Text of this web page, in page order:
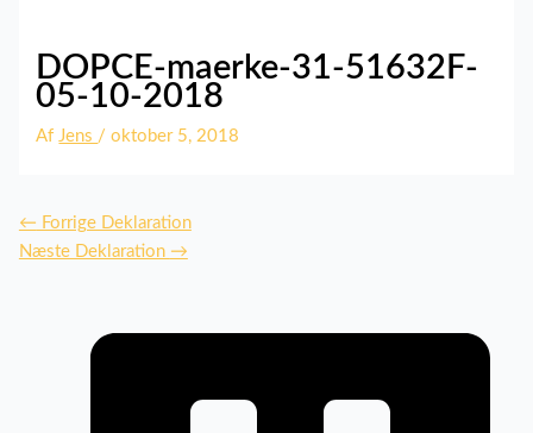
DOPCE-maerke-31-51632F-
05-10-2018
AfJens /oktober 5, 2018
← Forrige Deklaration
Næste Deklaration →